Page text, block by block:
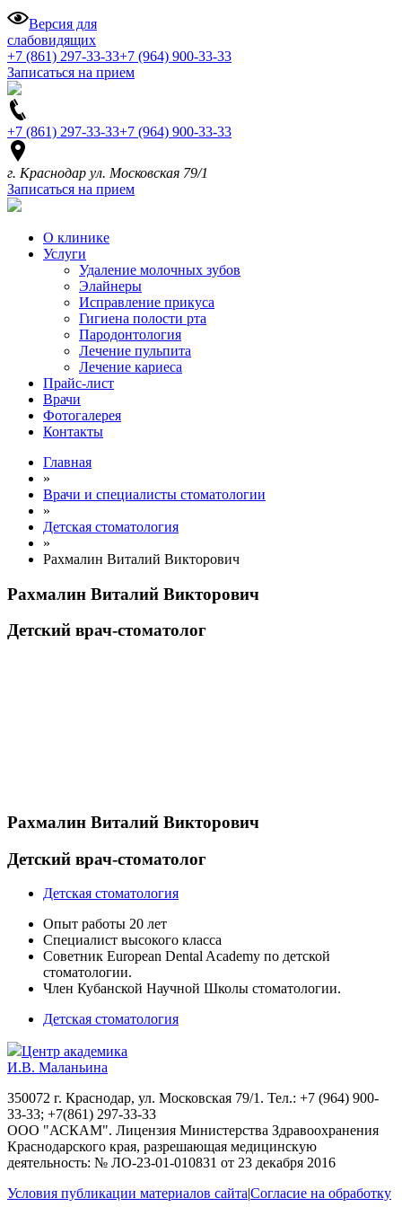
Версия для
слабовидящих
+7 (861) 297-33-33+7 (964) 900-33-33
Записаться на прием
+7 (861) 297-33-33+7 (964) 900-33-33
г. Краснодар ул. Московская 79/1
Записаться на прием
О клинике
Услуги
Удаление молочных зубов
Элайнеры
Исправление прикуса
Гигиена полости рта
Пародонтология
Лечение пульпита
Лечение кариеса
Прайс-лист
Врачи
Фотогалерея
Контакты
Главная
»
Врачи и специалисты стоматологии
»
Детская стоматология
»
Рахмалин Виталий Викторович
Рахмалин Виталий Викторович
Детский врач-стоматолог
Рахмалин Виталий Викторович
Детский врач-стоматолог
Детская стоматология
Опыт работы 20 лет
Специалист высокого класса
Советник European Dental Academy по детской
стоматологии.
Член Кубанской Научной Школы стоматологии.
Детская стоматология
Центр академика
И.В. Маланьина
350072 г. Краснодар, ул. Московская 79/1. Тел.: +7 (964) 900-
33-33; +7(861) 297-33-33
ООО "АСКАМ". Лицензия Министерства Здравоохранения
Краснодарского края, разрешающая медицинскую
деятельность: № ЛО-23-01-010831 от 23 декабря 2016
Условия публикации материалов сайта|Согласие на обработку